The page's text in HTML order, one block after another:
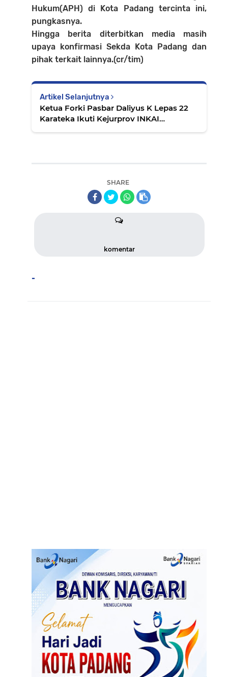
Hukum(APH) di Kota Padang tercinta ini,
pungkasnya.
Hingga berita diterbitkan media masih
upaya konfirmasi Sekda Kota Padang dan
pihak terkait lainnya.(cr/tim)
Artikel Selanjutnya
Ketua Forki Pasbar Daliyus K Lepas 22
Karateka Ikuti Kejurprov INKAI
SHARE
komentar
-